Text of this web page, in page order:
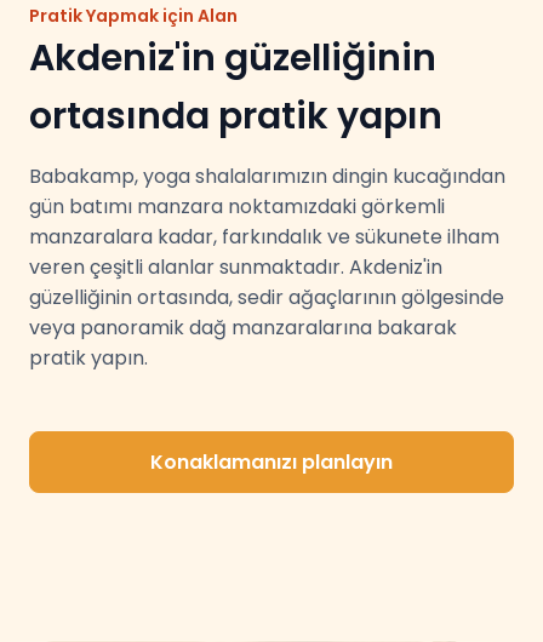
Pratik Yapmak için Alan
Akdeniz'in güzelliğinin
ortasında pratik yapın
Babakamp, yoga shalalarımızın dingin kucağından
gün batımı manzara noktamızdaki görkemli
manzaralara kadar, farkındalık ve sükunete ilham
veren çeşitli alanlar sunmaktadır. Akdeniz'in
güzelliğinin ortasında, sedir ağaçlarının gölgesinde
veya panoramik dağ manzaralarına bakarak
pratik yapın.
Konaklamanızı planlayın